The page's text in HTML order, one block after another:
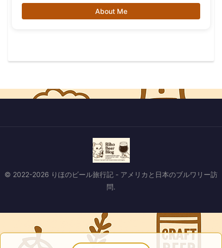
About Me
© 2022-2026 りほのビール旅行記 - アメリカと日本のブルワリー訪
問.